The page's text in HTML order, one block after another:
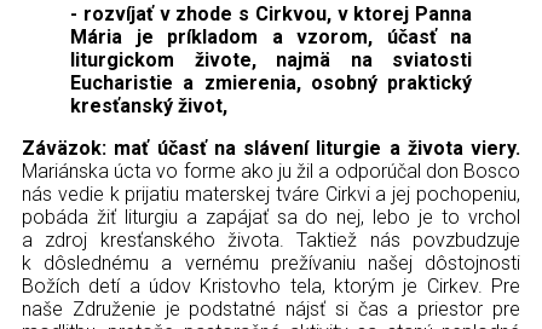
- rozvíjať v zhode s Cirkvou, v ktorej Panna
Mária je príkladom a vzorom, účasť na
liturgickom živote, najmä na sviatosti
Eucharistie a zmierenia, osobný praktický
kresťanský život,
Záväzok: mať účasť na slávení liturgie a života viery.
Mariánska úcta vo forme ako ju žil a odporúčal don Bosco
nás vedie k prijatiu materskej tváre Cirkvi a jej pochopeniu,
pobáda žiť liturgiu a zapájať sa do nej, lebo je to vrchol
a zdroj kresťanského života. Taktiež nás povzbudzuje
k dôslednému a vernému prežívaniu našej dôstojnosti
Božích detí a údov Kristovho tela, ktorým je Cirkev. Pre
naše Združenie je podstatné nájsť si čas a priestor pre